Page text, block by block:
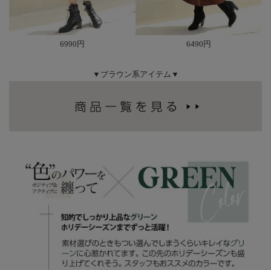
6990円 6490円
▼ブラウン系アイテム▼